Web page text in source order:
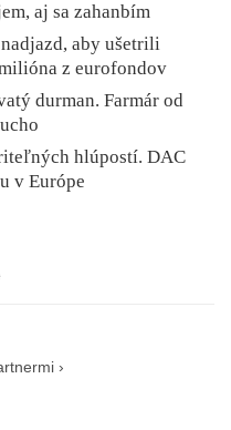
aj sa zahanbím
aby ušetrili
z eurofondov
durman. Farmár od
hlúpostí. DAC
v Európe
›